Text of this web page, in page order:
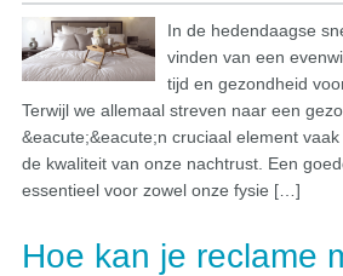
In de hedendaagse
vinden van een
tijd en gezondheid
Terwijl we allemaal streven naar een
&eacute;&eacute;n cruciaal element
de kwaliteit van onze nachtrust. Een
essentieel voor zowel onze fysie […]
Hoe kan je reclame